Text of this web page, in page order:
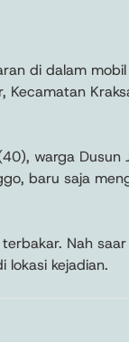
di dalam
Kecamatan
warga Dusun
baru saja
Nah
kejadian.